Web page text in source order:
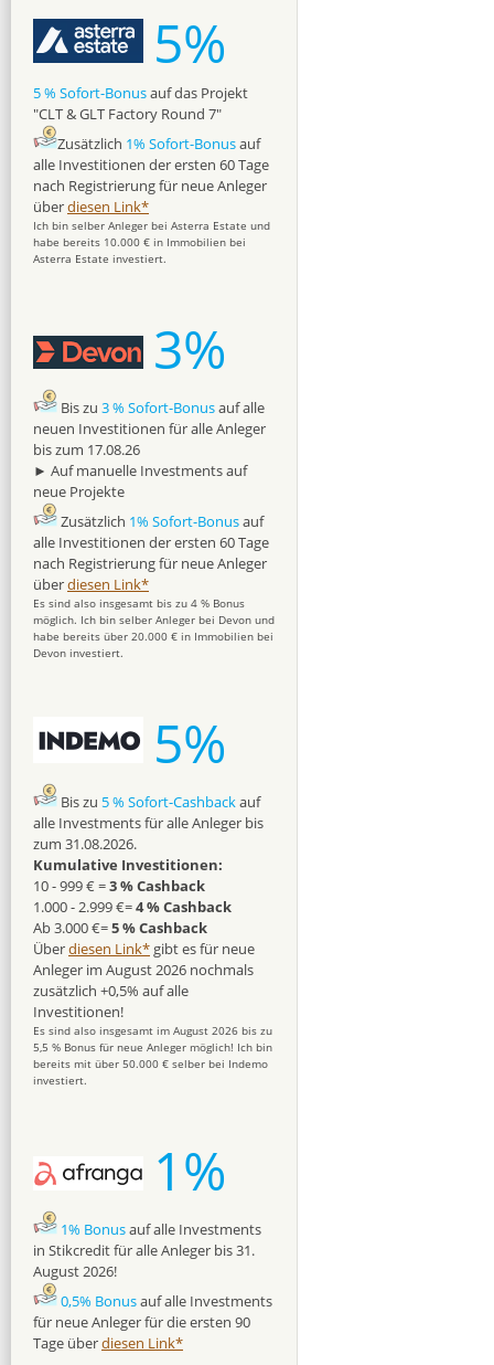
5%
5 % Sofort-Bonusauf das Projekt
"CLT & GLT Factory Round 7"
Zusätzlich 1% Sofort-Bonusauf
alle Investitionen der ersten 60 Tage
nach Registrierung für neue Anleger
überdiesen Link*
Ich bin selber Anleger bei Asterra Estate und
habe bereits 10.000 € in Immobilien bei
Asterra Estate investiert.
3%
Bis zu 3 % Sofort-Bonusauf alle
neuen Investitionen für alle Anleger
bis zum 17.08.26
► Auf manuelle Investments auf
neue Projekte
Zusätzlich 1% Sofort-Bonusauf
alle Investitionen der ersten 60 Tage
nach Registrierung für neue Anleger
überdiesen Link*
Es sind also insgesamt bis zu 4 % Bonus
möglich. Ich bin selber Anleger bei Devon und
habe bereits über 20.000 € in Immobilien bei
Devon investiert.
5%
Bis zu 5 % Sofort-Cashbackauf
alle Investments für alle Anleger bis
zum 31.08.2026.
Kumulative Investitionen:
10 - 999 € =3 % Cashback
1.000 - 2.999 €=4 % Cashback
Ab 3.000 €=5 % Cashback
Überdiesen Link* gibt es für neue
Anleger im August 2026 nochmals
zusätzlich +0,5% auf alle
Investitionen!
Es sind also insgesamt im August 2026 bis zu
5,5 % Bonus für neue Anleger möglich! Ich bin
bereits mit über 50.000 € selber bei Indemo
investiert.
1%
1% Bonusauf alle Investments
in Stikcredit für alle Anleger bis 31.
August 2026!
0,5% Bonusauf alle Investments
für neue Anleger für die ersten 90
Tage überdiesen Link*